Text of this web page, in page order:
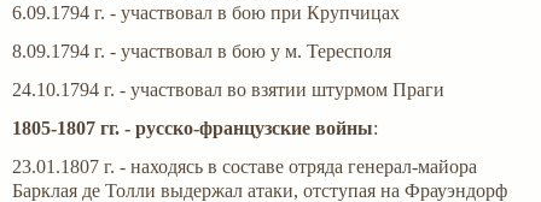
6.09.1794 г. - участвовал в бою при Крупчицах
8.09.1794 г. - участвовал в бою у м. Тересполя
24.10.1794 г. - участвовал во взятии штурмом Праги
1805-1807 гг. - русско-французские войны:
23.01.1807 г. - находясь в составе отряда генерал-майора
Барклая де Толли выдержал атаки, отступая на Фрауэндорф